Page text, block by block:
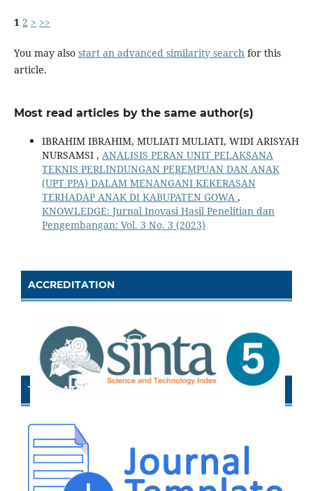
1 2 > >>
You may also start an advanced similarity search for this
article.
Most read articles by the same author(s)
IBRAHIM IBRAHIM, MULIATI MULIATI, WIDI ARISYAH
NURSAMSI , ANALISIS PERAN UNIT PELAKSANA
TEKNIS PERLINDUNGAN PEREMPUAN DAN ANAK
(UPT PPA) DALAM MENANGANI KEKERASAN
TERHADAP ANAK DI KABUPATEN GOWA ,
KNOWLEDGE: Jurnal Inovasi Hasil Penelitian dan
Pengembangan: Vol. 3 No. 3 (2023)
ACCREDITATION
TEMPLATE